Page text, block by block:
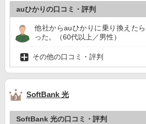
auひかりの口コミ・評判
他社からauひかりに乗り換えた
った。（60代以上／男性）
その他の口コミ・評判
SoftBank 光
SoftBank 光の口コミ・評判